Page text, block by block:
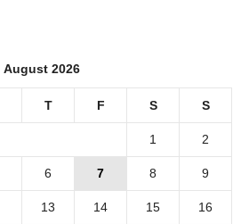
August 2026
T F S S
1 2
6 7 8 9
13 14 15 16